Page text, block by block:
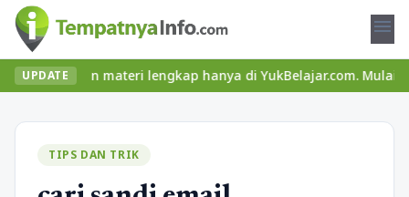
menu
UPDATE
dan materi lengkap hanya di YukBelajar.com. Mulai
TIPS DAN TRIK